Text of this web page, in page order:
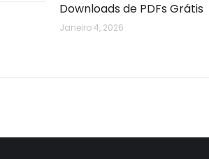
Downloads de PDFs Grátis
Janeiro 4, 2026